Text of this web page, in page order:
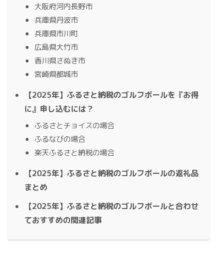
大阪府河内長野市
兵庫県丹波市
兵庫県市川町
広島県大竹市
香川県さぬき市
宮崎県都城市
【2025年】ふるさと納税のゴルフボールを『お得
に』申し込むには？
ふるさとチョイスの場合
ふるなびの場合
楽天ふるさと納税の場合
【2025年】ふるさと納税のゴルフボールの返礼品
まとめ
【2025年】ふるさと納税のゴルフボールと合わせ
ておすすめの関連記事